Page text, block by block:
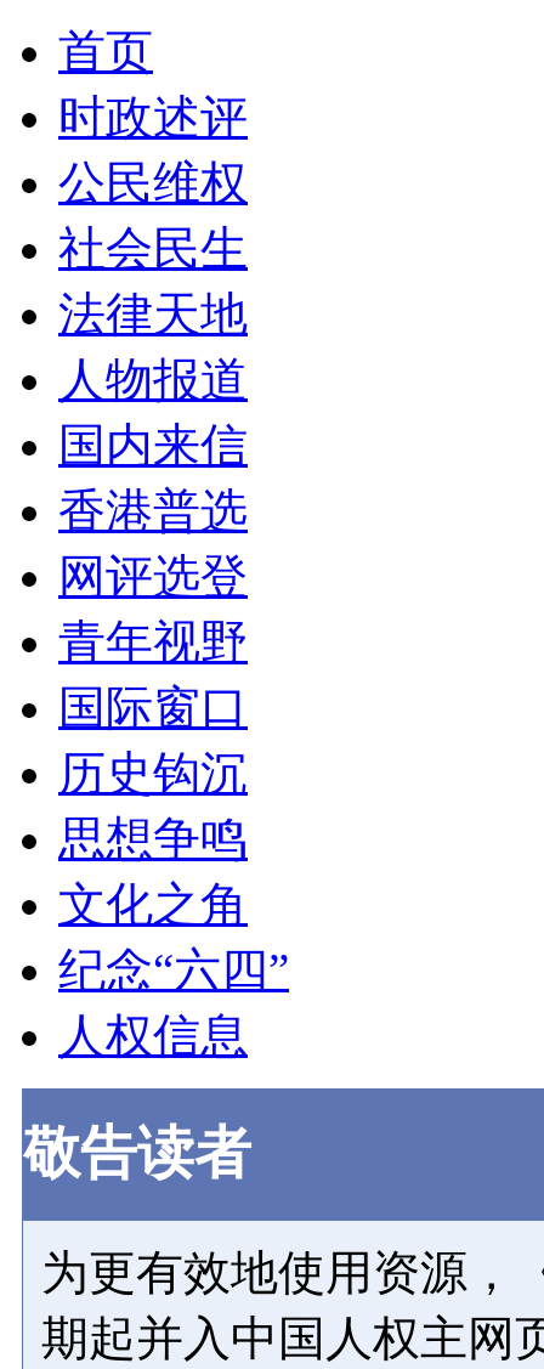
首页
时政述评
公民维权
社会民生
法律天地
人物报道
国内来信
香港普选
网评选登
青年视野
国际窗口
历史钩沉
思想争鸣
文化之角
纪念“六四”
人权信息
敬告读者
为更有效地使用资源，
期起并入中国人权主网